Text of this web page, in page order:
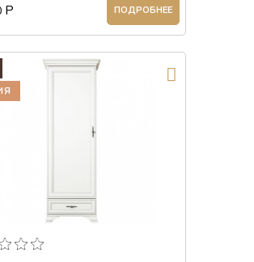
Р ПОДРОБНЕЕ